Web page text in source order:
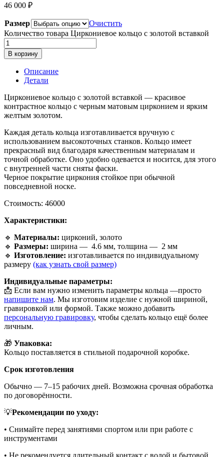
46 000 ₽
Размер
Очистить
Количество товара Циркониевое кольцо с золотой вставкой
В корзину
Описание
Детали
Циркониевое кольцо с золотой вставкой — красивое
контрастное кольцо с черным матовым цирконием и ярким
желтым золотом.
Каждая деталь кольца изготавливается вручную с
использованием высокоточных станков. Кольцо имеет
прекрасный вид благодаря качественным материалам и
точной обработке. Оно удобно одевается и носится, для этого
с внутренней части сняты фаски.
Черное покрытие циркония стойкое при обычной
повседневной носке.
Стоимость: 46000
Характеристики:
🔹 Материалы: цирконий, золото
🔹 Размеры: ширина — 4.6 мм, толщина — 2 мм
🔹 Изготовление: изготавливается по индивидуальному
размеру (как узнать свой размер)
Индивидуальные параметры:
📩 Если вам нужно изменить параметры кольца —просто
напишите нам. Мы изготовим изделие с нужной шириной,
гравировкой или формой. Также можно добавить
персональную гравировку, чтобы сделать кольцо ещё более
личным.
🎁 Упаковка:
Кольцо поставляется в стильной подарочной коробке.
Срок изготовления
Обычно — 7–15 рабочих дней. Возможна срочная обработка
по договорённости.
💡Рекомендации по уходу:
• Снимайте перед занятиями спортом или при работе с
инструментами
• Не рекомендуется длительный контакт с водой и бытовой